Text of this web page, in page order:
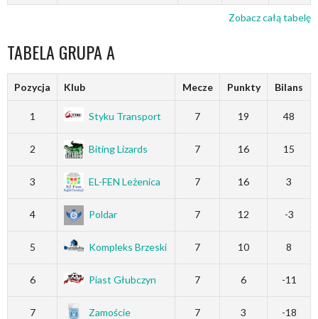
Zobacz całą tabelę
TABELA GRUPA A
Pozycja Klub Mecze Punkty Bilans
1 Styku Transport 7 19 48
2 Biting Lizards 7 16 15
3 EL-FEN Leżenica 7 16 3
4 Poldar 7 12 -3
5 Kompleks Brzeski 7 10 8
6 Piast Głubczyn 7 6 -11
7 Zamoście 7 3 -18